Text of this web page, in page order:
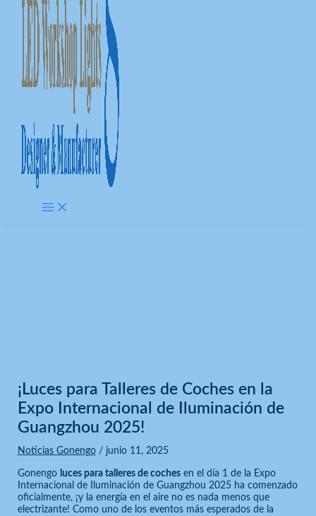
¡Luces para Talleres de Coches en la
Expo Internacional de Iluminación de
Guangzhou 2025!
Noticias Gonengo/ junio 11, 2025
Gonengo luces para talleres de cochesen el día 1 de la Expo
Internacional de Iluminación de Guangzhou 2025 ha comenzado
oficialmente, ¡y la energía en el aire no es nada menos que
electrizante! Como uno de los eventos más esperados de la